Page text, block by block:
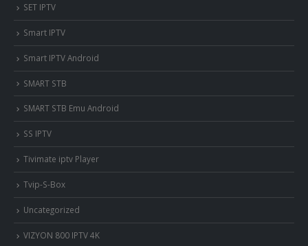
SET IPTV
Smart IPTV
Smart IPTV Android
SMART STB
SMART STB Emu Android
SS IPTV
Tivimate iptv Player
Tvip-S-Box
Uncategorized
VIZYON 800 IPTV 4K